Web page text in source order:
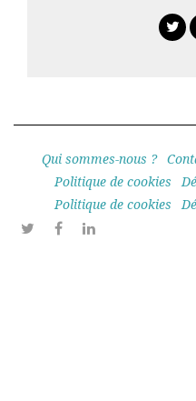
Qui sommes-nous ?
Politique de cookies
Politique de cookies